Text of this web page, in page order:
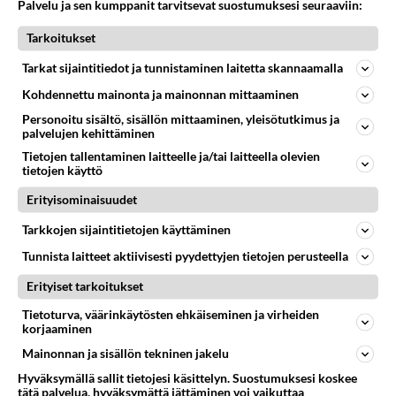
😇
04.08.2026 18:30
Ikävä
56
691
Miia Heikkinen avautui !
04.08.2026 04:27
Judo
66
Mitä töitä kaivattusi on tehnyt?
05.08.2026 13:25
Ikävä
660
Voiko meidän välit
Koskaan parantua tästä?
05.08.2026 05:34
Ikävä
Osallistu keskusteluun
Mitä tuot pöytään parisuhteessa?
Palvelu ja sen kumppanit tarvitsevat suostumuksesi seuraaviin:
Tarkoitukset
Tarkat sijaintitiedot ja tunnistaminen laitetta skannaamalla
Kohdennettu mainonta ja mainonnan mittaaminen
Personoitu sisältö, sisällön mittaaminen, yleisötutkimus ja
palvelujen kehittäminen
Tietojen tallentaminen laitteelle ja/tai laitteella olevien
tietojen käyttö
Erityisominaisuudet
Tarkkojen sijaintitietojen käyttäminen
Tunnista laitteet aktiivisesti pyydettyjen tietojen perusteella
Erityiset tarkoitukset
Tietoturva, väärinkäytösten ehkäiseminen ja virheiden
korjaaminen
Mainonnan ja sisällön tekninen jakelu
Hyväksymällä sallit tietojesi käsittelyn. Suostumuksesi koskee
tätä palvelua, hyväksymättä jättäminen voi vaikuttaa